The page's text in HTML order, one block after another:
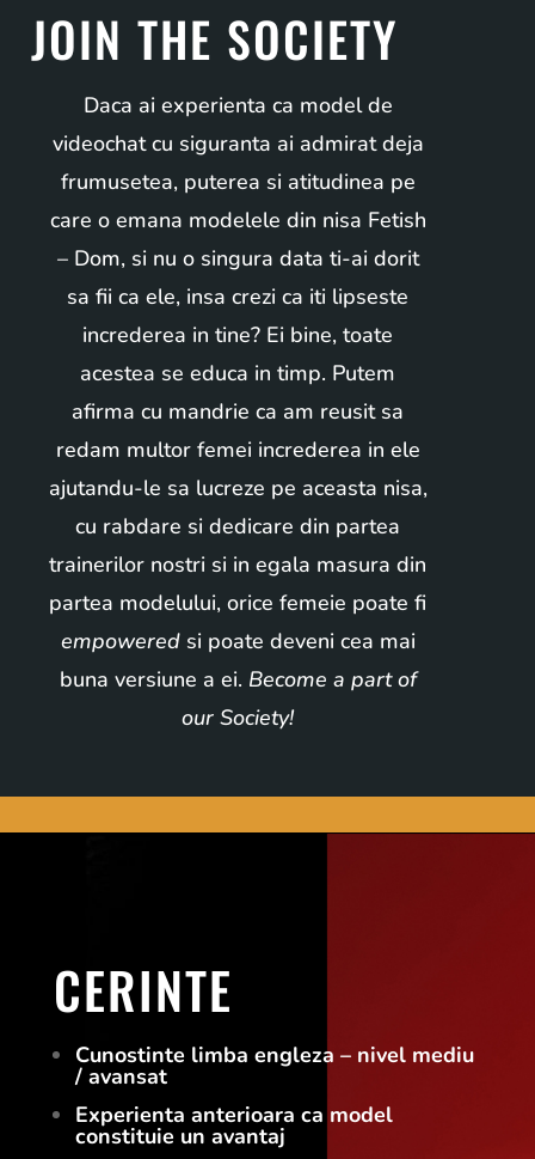
JOIN THE SOCIETY
Daca ai experienta ca model de
videochat cu siguranta ai admirat deja
frumusetea, puterea si atitudinea pe
care o emana modelele din nisa Fetish
– Dom, si nu o singura data ti-ai dorit
sa fii ca ele, insa crezi ca iti lipseste
increderea in tine? Ei bine, toate
acestea se educa in timp. Putem
afirma cu mandrie ca am reusit sa
redam multor femei increderea in ele
ajutandu-le sa lucreze pe aceasta nisa,
cu rabdare si dedicare din partea
trainerilor nostri si in egala masura din
partea modelului, orice femeie poate fi
empoweredsi poate deveni cea mai
buna versiune a ei. Become a part of
our Society!
CERINTE
Cunostinte limba engleza – nivel mediu
/ avansat
Experienta anterioara ca model
constituie un avantaj